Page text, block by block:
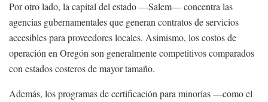
Por otro lado, la capital del estado —Salem— concentra las
agencias gubernamentales que generan contratos de servicios
accesibles para proveedores locales. Asimismo, los costos de
operación en Oregón son generalmente competitivos comparados
con estados costeros de mayor tamaño.
Además, los programas de certificación para minorías —como el